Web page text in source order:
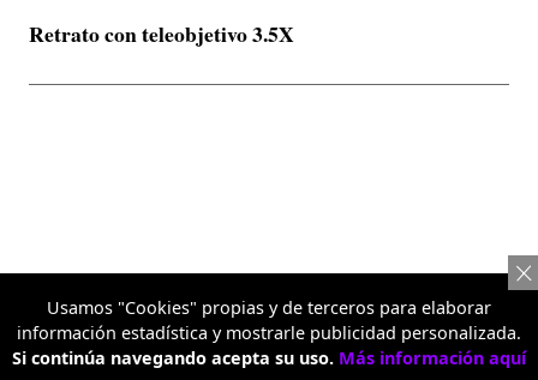
Retrato con teleobjetivo 3.5X
Usamos "Cookies" propias y de terceros para elaborar
información estadística y mostrarle publicidad personalizada.
Si continúa navegando acepta su uso. Más información aquí